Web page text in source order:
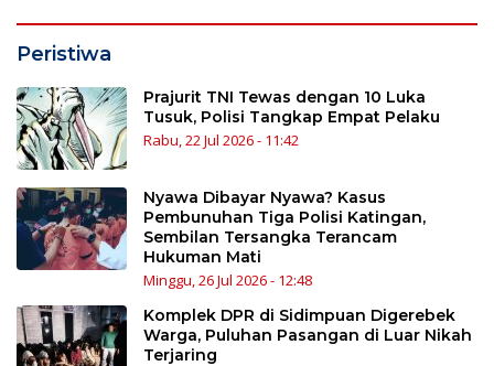
Peristiwa
Prajurit TNI Tewas dengan 10 Luka
Tusuk, Polisi Tangkap Empat Pelaku
Rabu, 22 Jul 2026 - 11:42
Nyawa Dibayar Nyawa? Kasus
Pembunuhan Tiga Polisi Katingan,
Sembilan Tersangka Terancam
Hukuman Mati
Minggu, 26 Jul 2026 - 12:48
Komplek DPR di Sidimpuan Digerebek
Warga, Puluhan Pasangan di Luar Nikah
Terjaring